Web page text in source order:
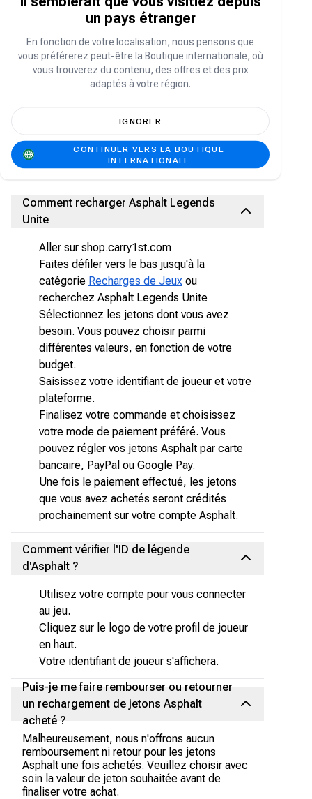
Incarnez les pilotes les plus intrépides et
devenez la prochaine légende d'Asphalt dans
cette nouvelle expérience de course arcade.
Dans Asphalt Legends, prenez le volant de plus
de 50 voitures de rêve prestigieuses et
parcourez des circuits réels à couper le
souffle. Terminez des centaines d'épreuves en
joueurs en temps réel en mode multijoueur.
des joueurs pour former une équipe et visez le
titre de meilleur pilote au monde ! Rejoignez-
nous vite !
Comment recharger Asphalt Legends
Unite
Aller sur shop.carry1st.com
Faites défiler vers le bas jusqu'à la
catégorie Recharges de Jeux ou
recherchez Asphalt Legends Unite
Sélectionnez les jetons dont vous avez
besoin. Vous pouvez choisir parmi
différentes valeurs, en fonction de votre
budget.
Saisissez votre identifiant de joueur et votre
plateforme.
Finalisez votre commande et choisissez
votre mode de paiement préféré. Vous
pouvez régler vos jetons Asphalt par carte
bancaire, PayPal ou Google Pay.
Une fois le paiement effectué, les jetons
que vous avez achetés seront crédités
prochainement sur votre compte Asphalt.
Comment vérifier l'ID de légende
d'Asphalt ?
Utilisez votre compte pour vous connecter
au jeu.
Cliquez sur le logo de votre profil de joueur
en haut.
Votre identifiant de joueur s'affichera.
Puis-je me faire rembourser ou retourner
un rechargement de jetons Asphalt
acheté ?
Malheureusement, nous n'offrons aucun
remboursement ni retour pour les jetons
Asphalt une fois achetés. Veuillez choisir avec
soin la valeur de jeton souhaitée avant de
finaliser votre achat.
un pays étranger
En fonction de votre localisation, nous pensons que
vous préférerez peut-être la Boutique internationale, où
vous trouverez du contenu, des offres et des prix
adaptés à votre région.
IGNORER
CONTINUER VERS LA BOUTIQUE
INTERNATIONALE